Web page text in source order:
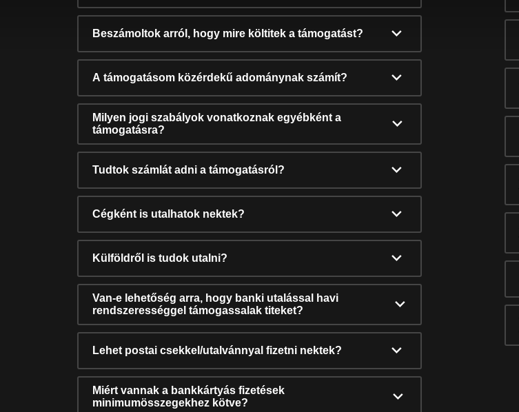
Beszámoltok arról, hogy mire költitek a támogatást?
A támogatásom közérdekű adománynak számít?
Milyen jogi szabályok vonatkoznak egyébként a
támogatásra?
Tudtok számlát adni a támogatásról?
Cégként is utalhatok nektek?
Külföldről is tudok utalni?
Van-e lehetőség arra, hogy banki utalással havi
rendszerességgel támogassalak titeket?
Lehet postai csekkel/utalvánnyal fizetni nektek?
Miért vannak a bankkártyás fizetések
minimumösszegekhez kötve?